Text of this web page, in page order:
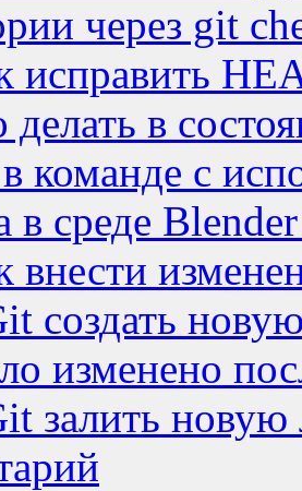
через git
исправить
в
команде с
в среде
внести
создать
изменено
залить